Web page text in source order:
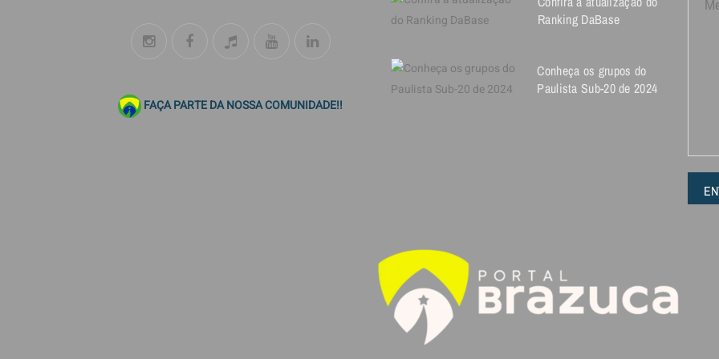
FAÇA PARTE DA NOSSA COMUNIDADE!!
Ranking DaBase
Conheça os grupos do
Paulista Sub-20 de 2024